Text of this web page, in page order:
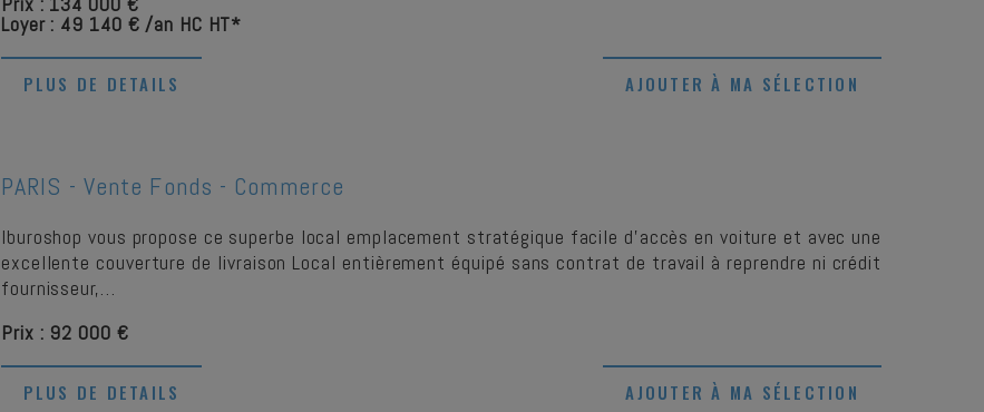
Loyer : 49 140 € /an HC HT*
PLUS DE DETAILS AJOUTER À MA SÉLECTION
PARIS - Vente Fonds - Commerce
Iburoshop vous propose ce superbe local emplacement stratégique facile d’accès en voiture et avec une
excellente couverture de livraison Local entièrement équipé sans contrat de travail à reprendre ni crédit
fournisseur,…
Prix : 92 000 €
PLUS DE DETAILS AJOUTER À MA SÉLECTION